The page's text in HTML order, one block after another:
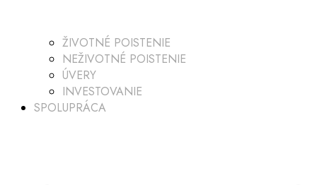
ŽIVOTNÉ POISTENIE
NEŽIVOTNÉ POISTENIE
ÚVERY
INVESTOVANIE
SPOLUPRÁCA